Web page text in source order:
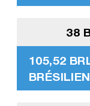
38
105,52